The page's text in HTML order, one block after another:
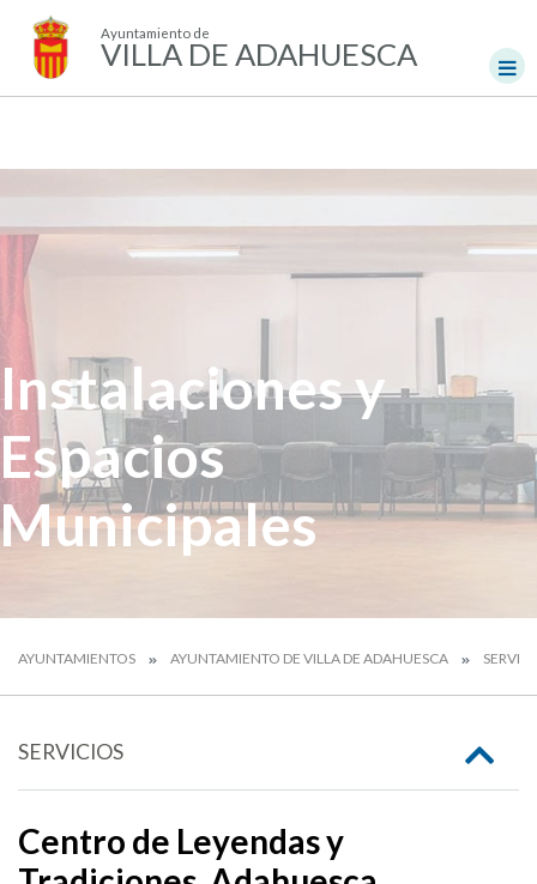
Ayuntamiento de
VILLA DE ADAHUESCA
Instalaciones y
Espacios
Municipales
AYUNTAMIENTOS AYUNTAMIENTO DE VILLA DE ADAHUESCA
SERVICIOS
Centro de Leyendas y